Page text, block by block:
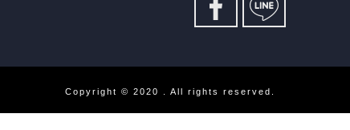
Copyright © 2020 . All rights reserved.